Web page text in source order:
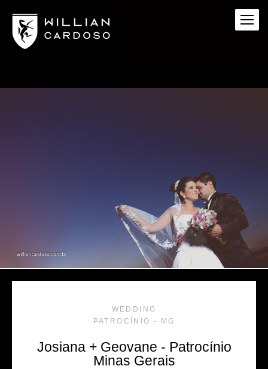
WEDDING
PATROCÍNIO - MG
Josiana + Geovane - Patrocínio
Minas Gerais